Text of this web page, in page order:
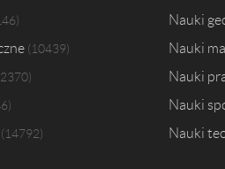
Nauki
10439 Nauki
2370 Nauki
Nauki
14792 Nauki